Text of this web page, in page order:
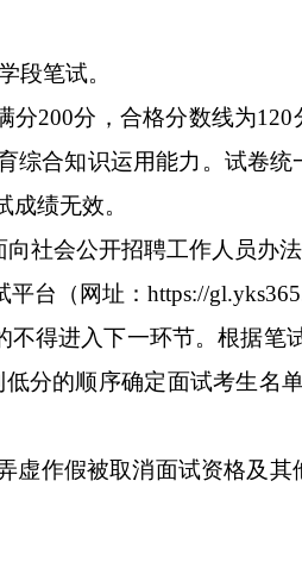
段笔试。
分200分，合格分数线为120
综合知识运用能力。 试卷统
绩无效。
社会公开招聘工作人员办
平台 （网址：https://
不得进入下一环节。根据笔
分的顺序确定面试考生名
虚作假被取消面试资格及